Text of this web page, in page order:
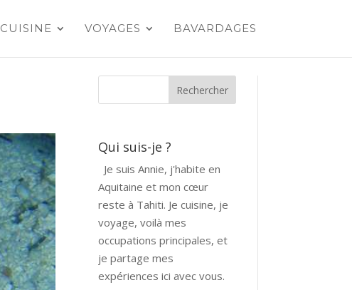
CUISINE VOYAGES BAVARDAGES
Qui suis-je ?
Je suis Annie, j'habite en
Aquitaine et mon cœur
reste à Tahiti. Je cuisine, je
voyage, voilà mes
occupations principales, et
je partage mes
expériences ici avec vous.